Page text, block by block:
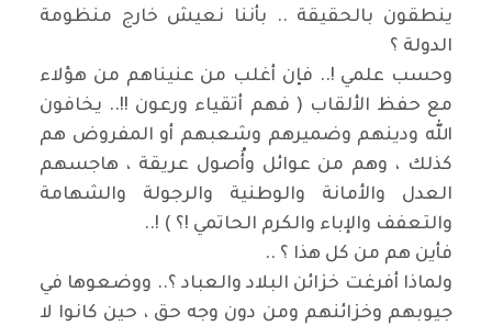
ينطقون بالحقيقة .. بأننا نعيش خارج منظومة
الدولة ؟
وحسب علمي !.. فإن أغلب من عنيناهم من هؤلاء
مع حفظ الألقاب ( فهم أتقياء ورعون !!.. يخافون
الله ودينهم وضميرهم وشعبهم أو المفروض هم
كذلك ، وهم من عوائل وأُصول عريقة ، هاجسهم
العدل والأمانة والوطنية والرجولة والشهامة
والتعفف والإباء والكرم الحاتمي !؟ ) !..
فأين هم من كل هذا ؟ ..
ولماذا أفرغت خزائن البلاد والعباد ؟.. ووضعوها في
جيوبهم وخزائنهم ومن دون وجه حق ، حين كانوا لا